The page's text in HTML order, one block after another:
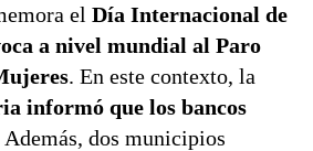
el Día Internacional de
a nivel mundial al Paro
. En este contexto, la
informó que los bancos
Además, dos municipios